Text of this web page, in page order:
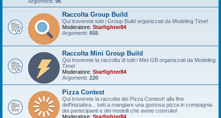
Raccolta Group Build
Qui troverete tutti i Group Build organizzati da Modeling Time!
Moderatore: Starfighter84
Argomenti: 655
Raccolta Mini Group Build
Qui troverete la raccolta di tutti i Mini GB organizzati da Modeling
Time!
Moderatore: Starfighter84
Argomenti: 220
Pizza Contest
Qui troverete la raccolta dei Pizza Contest! alla fine
dell'iniziativa... tutti a mangiare una gustosa pizza in compagnia
dei partecipanti e dei modelli che avete costruito!
Moderatore: Starfighter84